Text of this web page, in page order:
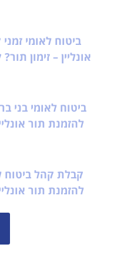
ביטוח לאומי
אונליין – זימון
ביטוח לאומי בני
להזמנת תור
קבלת קהל ביטוח
להזמנת תור